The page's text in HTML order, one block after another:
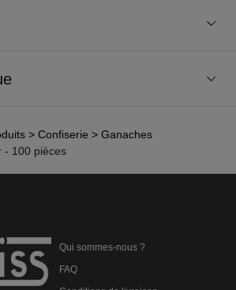
> Confiserie > Ganaches
- 100 pièces
Qui sommes-nous ?
FAQ